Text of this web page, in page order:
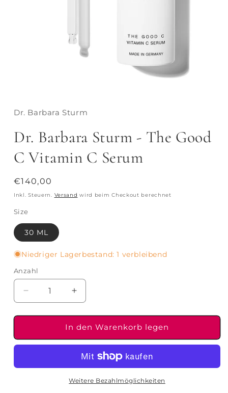
Dr. Barbara Sturm
Dr. Barbara Sturm - The Good
C Vitamin C Serum
Normaler
Preis
€140,00
Inkl. Steuern. Versand wird beim Checkout berechnet
Size
30 ML
Niedriger Lagerbestand: 1 verbleibend
Anzahl
Verringere
die
Menge
Dr.
-
Erhöhe
die
Menge
für
Dr.
Sturm
-
The
In den Warenkorb legen
Weitere Bezahlmöglichkeiten